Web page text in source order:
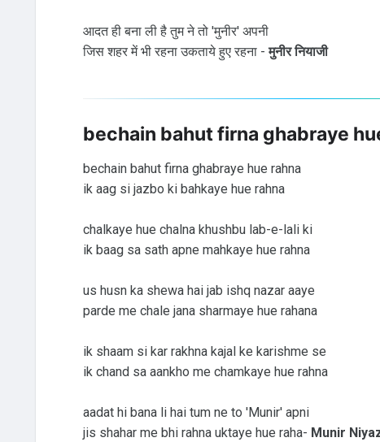
आदत ही बना ली है तुम ने तो 'मुनीर' अपनी
जिस शहर में भी रहना उकताये हुए रहना -मुनीर नियाजी
bechain bahut firna ghabraye
bechain bahut firna ghabraye hue rahna
ik aag si jazbo ki bahkaye hue rahna
chalkaye hue chalna khushbu lab-e-lali ki
ik baag sa sath apne mahkaye hue rahna
us husn ka shewa hai jab ishq nazar aaye
parde me chale jana sharmaye hue rahana
ik shaam si kar rakhna kajal ke karishme se
ik chand sa aankho me chamkaye hue rahna
aadat hi bana li hai tum ne to 'Munir' apni
jis shahar me bhi rahna uktaye hue raha- Munir